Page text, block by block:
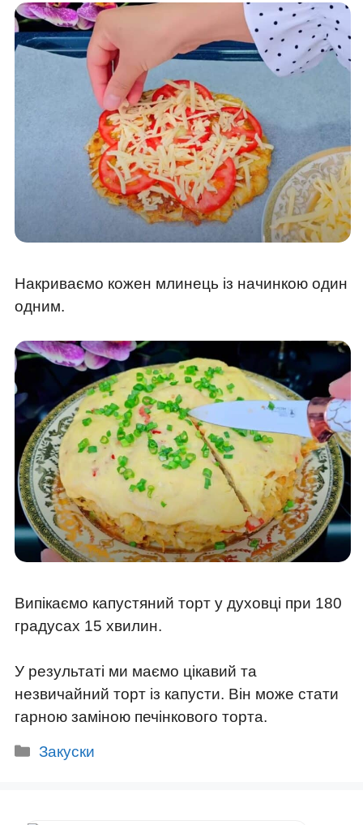
Накриваємо кожен млинець із начинкою один
одним.
Випікаємо капустяний торт у духовці при 180
градусах 15 хвилин.
У результаті ми маємо цікавий та
незвичайний торт із капусти. Він може стати
гарною заміною печінкового торта.
Категорії
Закуски